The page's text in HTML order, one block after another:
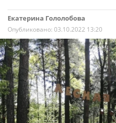
Екатерина Гололобова
Опубликовано: 03.10.2022 13:20